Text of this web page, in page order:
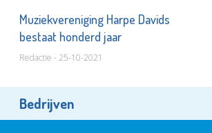
Muziekvereniging Harpe Davids
bestaat honderd jaar
Redactie - 25-10-2021
Bedrijven